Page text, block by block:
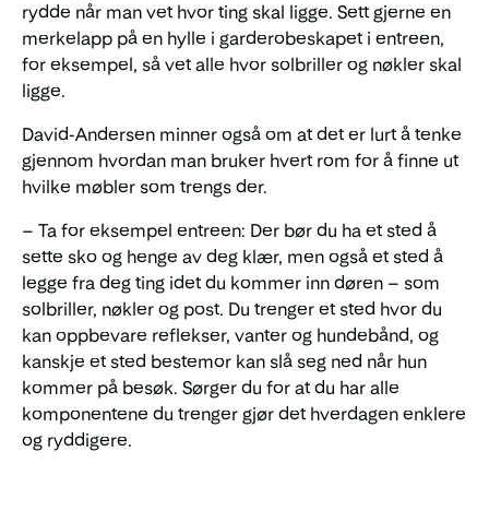
rydde når man vet hvor ting skal ligge. Sett gjerne en
merkelapp på en hylle i garderobeskapet i entreen,
for eksempel, så vet alle hvor solbriller og nøkler skal
ligge.
David-Andersen minner også om at det er lurt å tenke
gjennom hvordan man bruker hvert rom for å finne ut
hvilke møbler som trengs der.
– Ta for eksempel entreen: Der bør du ha et sted å
sette sko og henge av deg klær, men også et sted å
legge fra deg ting idet du kommer inn døren – som
solbriller, nøkler og post. Du trenger et sted hvor du
kan oppbevare reflekser, vanter og hundebånd, og
kanskje et sted bestemor kan slå seg ned når hun
kommer på besøk. Sørger du for at du har alle
komponentene du trenger gjør det hverdagen enklere
og ryddigere.